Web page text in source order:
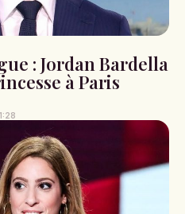
: Jordan Bardella
à Paris